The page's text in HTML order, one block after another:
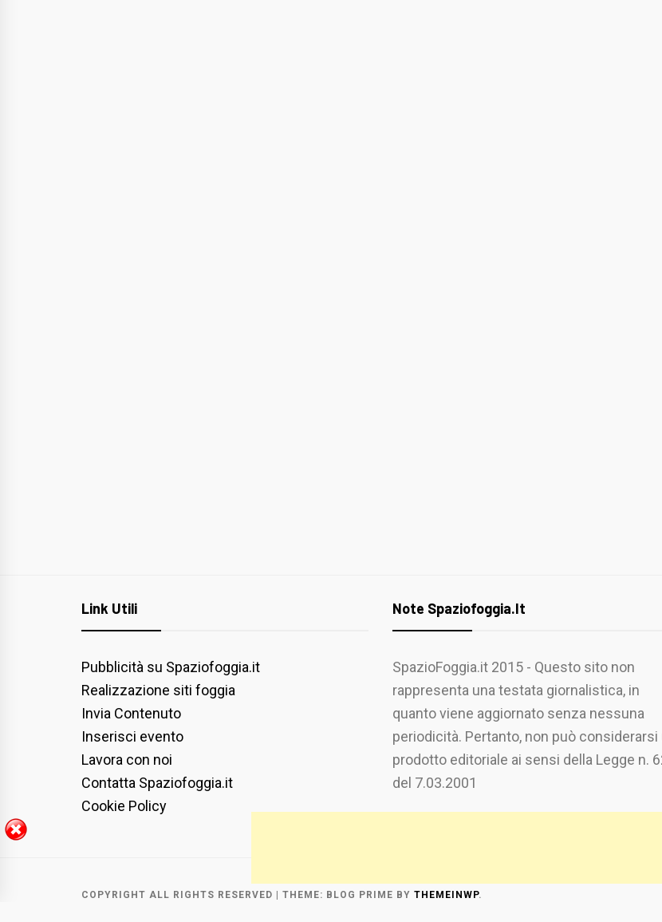
Link Utili
Pubblicità su Spaziofoggia.it
Realizzazione siti foggia
Invia Contenuto
Inserisci evento
Lavora con noi
Contatta Spaziofoggia.it
Cookie Policy
Note Spaziofoggia.it
SpazioFoggia.it 2015 - Questo sito non
rappresenta una testata giornalistica, in
quanto viene aggiornato senza nessuna
periodicità. Pertanto, non può considerarsi
prodotto editoriale ai sensi della Legge n.
del 7.03.2001
COPYRIGHT ALL RIGHTS RESERVED | THEME: BLOG PRIME BY THEMEINWP.